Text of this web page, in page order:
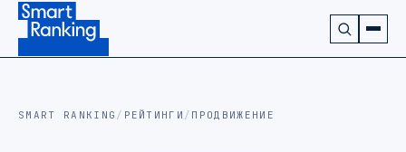
Подписаться на наш канал в Telegram (откроется в
SMART RANKING / РЕЙТИНГИ / ПРОДВИЖЕНИЕ